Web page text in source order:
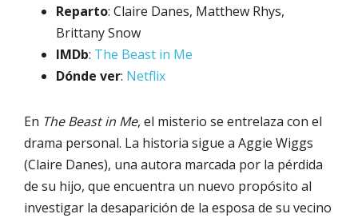
Reparto: Claire Danes, Matthew Rhys,
Brittany Snow
IMDb: The Beast in Me
Dónde ver: Netflix
En The Beast in Me, el misterio se entrelaza con el
drama personal. La historia sigue a Aggie Wiggs
(Claire Danes), una autora marcada por la pérdida
de su hijo, que encuentra un nuevo propósito al
investigar la desaparición de la esposa de su vecino